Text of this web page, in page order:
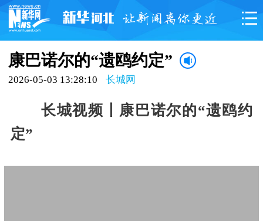
康巴诺尔的“遗鸥约定”
2026-05-03 13:28:10 长城网
长城视频丨康巴诺尔的“遗鸥约
定”